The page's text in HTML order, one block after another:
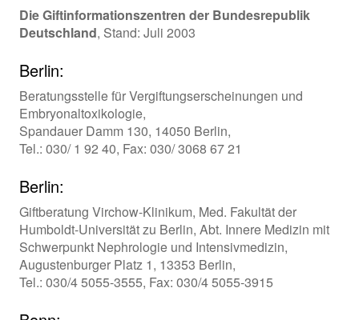
Die Giftinformationszentren der Bundesrepublik
Deutschland, Stand: Juli 2003
Berlin:
Beratungsstelle für Vergiftungserscheinungen und
Embryonaltoxikologie,
Spandauer Damm 130, 14050 Berlin,
Tel.: 030/ 1 92 40, Fax: 030/ 3068 67 21
Berlin:
Giftberatung Virchow-Klinikum, Med. Fakultät der
Humboldt-Universität zu Berlin, Abt. Innere Medizin mit
Schwerpunkt Nephrologie und Intensivmedizin,
Augustenburger Platz 1, 13353 Berlin,
Tel.: 030/4 5055-3555, Fax: 030/4 5055-3915